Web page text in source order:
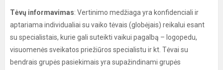
Tėvų informavimas: Vertinimo medžiaga yra konfidenciali ir
aptariama individualiai su vaiko tėvais (globėjais) reikalui esant
su specialistais, kurie gali suteikti vaikui pagalbą – logopedu,
visuomenės sveikatos priežiūros specialistu ir kt. Tėvai su
bendrais grupės pasiekimais yra supažindinami grupės